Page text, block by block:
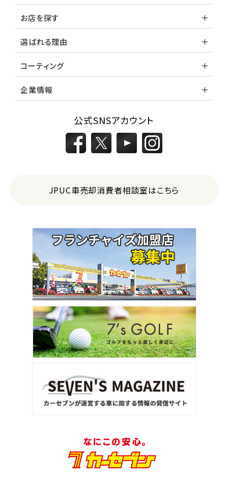
お店を探す
選ばれる理由
コーティング
企業情報
公式SNSアカウント
JPUC車売却消費者相談室はこちら